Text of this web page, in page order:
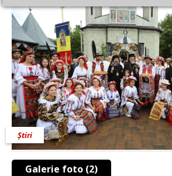
Galerie foto (2)
Știri